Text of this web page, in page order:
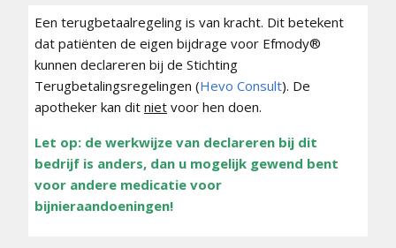
Een terugbetaalregeling is van kracht. Dit betekent
dat patiënten de eigen bijdrage voor Efmody®
kunnen declareren bij de Stichting
Terugbetalingsregelingen (Hevo Consult). De
apotheker kan dit niet voor hen doen.
Let op: de werkwijze van declareren bij dit
bedrijf is anders, dan u mogelijk gewend bent
voor andere medicatie voor
bijnieraandoeningen!